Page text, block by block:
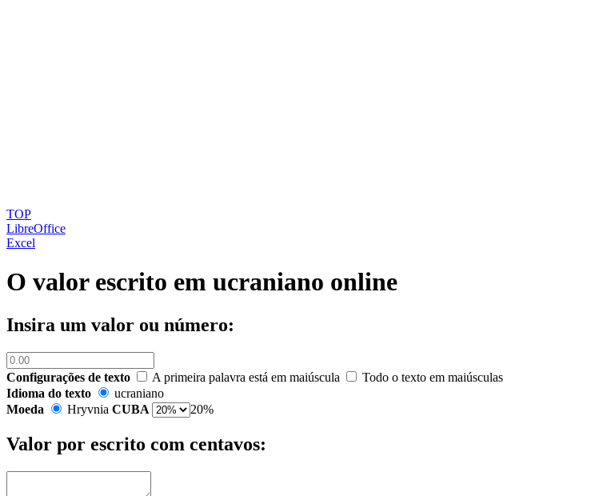
TOP
LibreOffice
Excel
O valor escrito em ucraniano online
Insira um valor ou número:
Configurações de texto A primeira palavra está em maiúscula
Todo o texto em maiúsculas
Idioma do texto
ucraniano
Moeda
Hryvnia CUBA 20%
Valor por escrito com centavos: